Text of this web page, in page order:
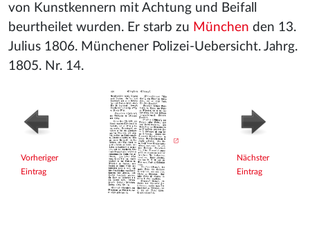
von Kunstkennern mit Achtung und Beifall
beurtheilet wurden. Er starb zu München den 13.
Julius 1806. Münchener Polizei-Uebersicht. Jahrg.
1805. Nr. 14.
Vorheriger
Eintrag
Nächster
Eintrag